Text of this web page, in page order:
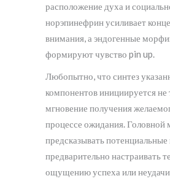
расположение духа и
норэпинефрин усиливает
внимания, а эндогенные
формируют чувство pin up.
Любопытно, что синтез
компонентов инициируется не
мгновение получения
процессе ожидания. Головной
предсказывать потенциальные
предварительно настраивать
ощущению успеха или